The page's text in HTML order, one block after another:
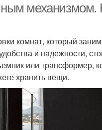
механизмом.
комнат, который
и надежности,
или трансформер,
хранить вещи.